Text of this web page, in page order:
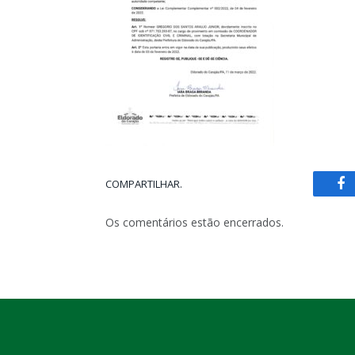
COMPARTILHAR.
Os comentários estão encerrados.